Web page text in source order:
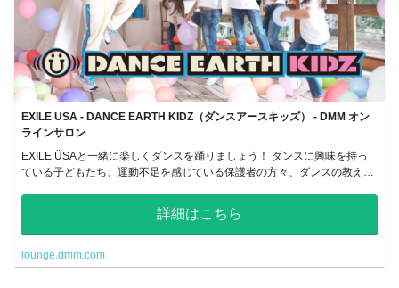
EXILE ÜSA - DANCE EARTH KIDZ（ダンスアースキッズ） - DMM オン
ラインサロン
EXILE ÜSAと一緒に楽しくダンスを踊りましょう！ ダンスに興味を持っ
ている子どもたち、運動不足を感じている保護者の方々、ダンスの教え方
詳細はこちら
lounge.dmm.com